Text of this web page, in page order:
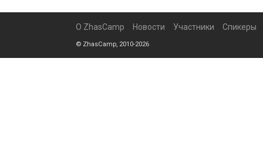
О ZhasCamp Новости Участники Спикеры
© ZhasCamp, 2010-2026